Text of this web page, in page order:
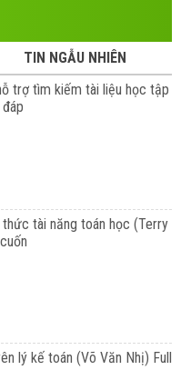
TIN NGẪU NHIÊN
trợ tìm kiếm tài liệu học tập
thức tài năng toán học (Terry
lý kế toán (Võ Văn Nhị) Full